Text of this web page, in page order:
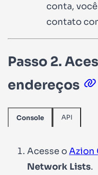
conta,
contato
Passo 2.
endereços
Console API
Acesse oAzion
Network Lists.